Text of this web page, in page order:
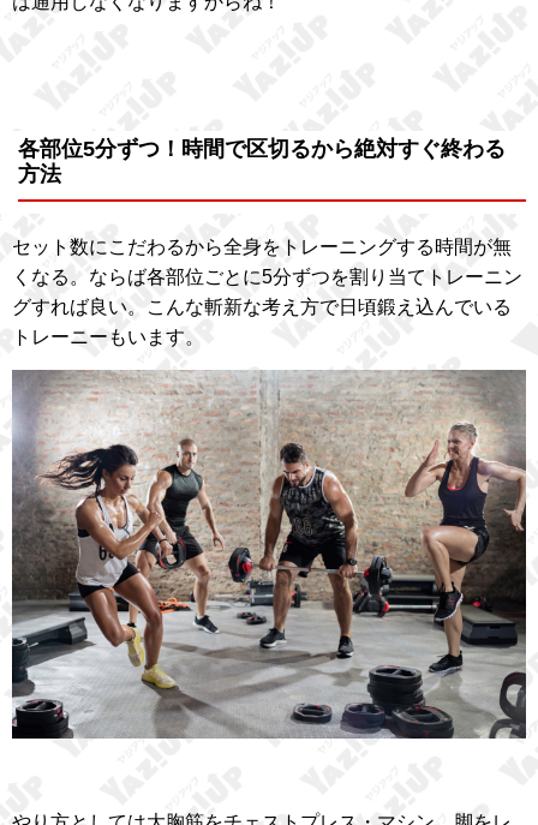
各部位5分ずつ！時間で区切るから絶対すぐ終わる
方法
セット数にこだわるから全身をトレーニングする時間が無
くなる。ならば各部位ごとに5分ずつを割り当てトレーニン
グすれば良い。こんな斬新な考え方で日頃鍛え込んでいる
トレーニーもいます。